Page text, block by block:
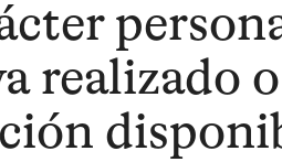
realizado